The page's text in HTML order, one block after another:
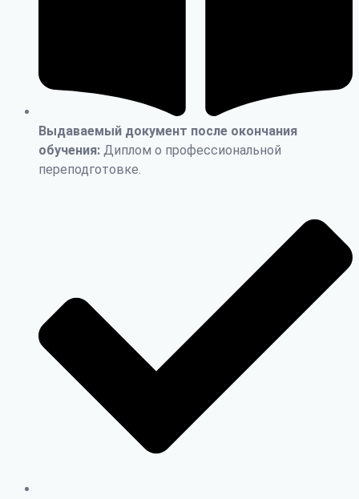
Выдаваемый документ после окончания
обучения: Диплом о профессиональной
переподготовке.